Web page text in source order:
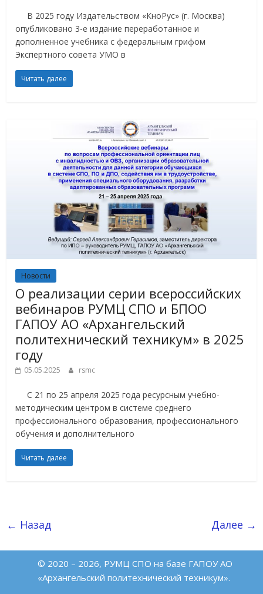
В 2025 году Издательством «КноРус» (г. Москва)
опубликовано 3-е издание переработанное и
дополненное учебника с федеральным грифом
Экспертного совета УМО в
Читать далее
Новости
О реализации серии всероссийских
вебинаров РУМЦ СПО и БПОО
ГАПОУ АО «Архангельский
политехнический техникум» в 2025
году
05.05.2025 rsmc
С 21 по 25 апреля 2025 года ресурсным учебно-
методическим центром в системе среднего
профессионального образования, профессионального
обучения и дополнительного
Читать далее
← Назад Далее →
© 2020 – 2026, РУМЦ СПО на базе ГАПОУ АО
«Архангельский политехнический техникум».